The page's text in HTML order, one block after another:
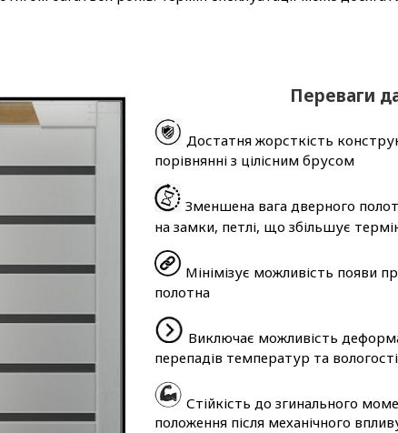
Переваги
Достатня жорсткість
порівнянні з цілісним брусом
Зменшена вага дверного
на замки, петлі, що збільшує
Мінімізує можливість появи
полотна
Виключає можливість
перепадів температур та вологості
Стійкість до згинального
положення після механічного